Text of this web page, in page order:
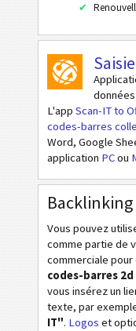
Wi-Fi
données
L'app Scan-IT to
codes-barres
Word, Google
application PCou
Vous pouvez
comme partie de
commerciale
codes-barres
vous insérez un
texte, par
IT". Logos et